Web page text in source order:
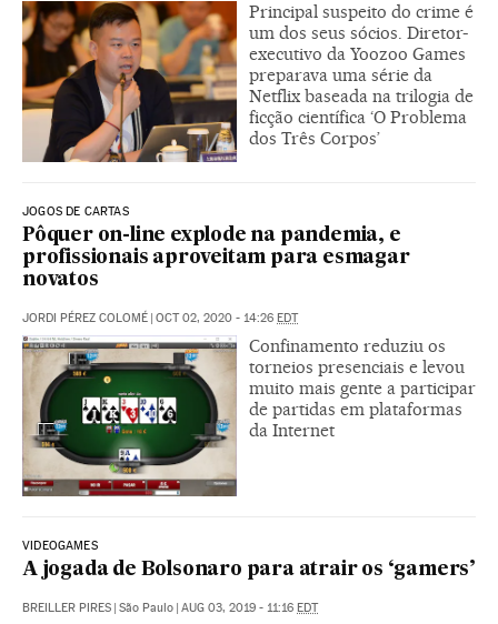
Principal suspeito do crime é
um dos seus sócios. Diretor-
executivo da Yoozoo Games
preparava uma série da
Netflix baseada na trilogia de
ficção científica ‘O Problema
dos Três Corpos’
JOGOS DE CARTAS
Pôquer on-line explode na pandemia, e
profissionais aproveitam para esmagar
novatos
JORDI PÉREZ COLOMÉ | OCT 02, 2020 - 14:26 EDT
Confinamento reduziu os
torneios presenciais e levou
muito mais gente a participar
de partidas em plataformas
da Internet
VIDEOGAMES
A jogada de Bolsonaro para atrair os ‘gamers’
BREILLER PIRES | São Paulo | AUG 03, 2019 - 11:16 EDT